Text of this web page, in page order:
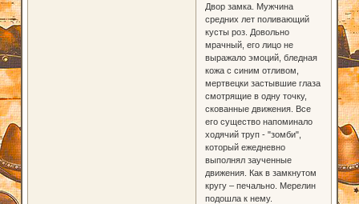
Двор замка. Мужчина
средних лет поливающий
кусты роз. Довольно
мрачный, его лицо не
выражало эмоций, бледная
кожа с синим отливом,
мертвецки застывшие глаза
смотрящие в одну точку,
скованные движения. Все
его существо напоминало
ходячий труп - "зомби",
который ежедневно
выполнял заученные
движения. Как в замкнутом
кругу – печально. Мерелин
подошла к нему.